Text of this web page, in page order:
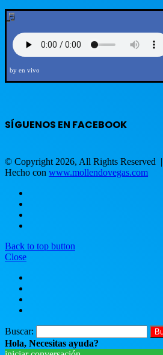
by en vivo
SÍGUENOS EN FACEBOOK
© Copyright 2026, All Rights Reserved |
Hecho con www.mollendovegas.com
Back to top button
Close
Buscar:
Hola, Necesitas ayuda?